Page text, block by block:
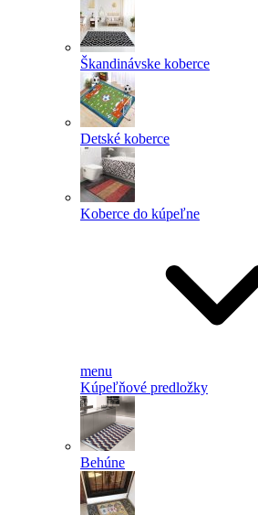
Škandinávske koberce
Detské koberce
Koberce do kúpeľne
menu
Kúpeľňové predložky
Behúne